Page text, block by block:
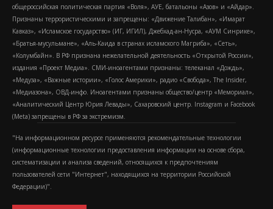
общероссийская политическая партия «Воля», АУЕ, батальоны «Азов» и «Айдар».
Признаны террористическими и запрещены: «Движение Талибан», «Имарат
Кавказ», «Исламское государство» (ИГ, ИГИЛ), Джебхад-ан-Нусра, «АУМ Синрике»,
«Братья-мусульмане», «Аль-Каида в странах исламского Магриба», «Сеть»,
«Колумбайн». В РФ признана нежелательной деятельность «Открытой России»,
издания «Проект Медиа». СМИ-иноагентами признаны: телеканал «Дождь»,
«Медуза», «Важные истории», «Голос Америки», радио «Свобода», The Insider,
«Медиазона», ОВД-инфо. Иноагентами признаны общество/центр «Мемориал»,
«Аналитический Центр Юрия Левады», Сахаровский центр. Instagram и Facebook
(Metа) запрещены в РФ за экстремизм.
"На информационном ресурсе применяются рекомендательные технологии
(информационные технологии предоставления информации на основе сбора,
систематизации и анализа сведений, относящихся к предпочтениям
пользователей сети "Интернет", находящихся на территории Российской
Федерации)".